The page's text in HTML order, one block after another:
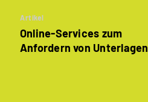
Artikel
Online-Services zum
Anfordern von Unterlagen